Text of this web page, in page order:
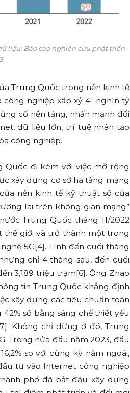
liệu: Báo cáo nghiên cứu phát triển
Trung Quốc trong nền kinh tế
công nghiệp xấp xỷ 41 nghìn tỷ
cố nền tảng, nhấn mạnh đổi
dữ liệu lớn, trí tuệ nhân tạo
công nghiệp.
Quốc đi kèm với việc mở rộng
xây dựng cơ sở hạ tầng mạng
nền kinh tế kỹ thuật số của
lai trên không gian mạng”
Trung Quốc tháng 11/2022
thế giới và trở thành một trong
5G[4]. Tính đến cuối tháng
chỉ 4 tháng sau, đến cuối
3,189 triệu trạm[6]. Ông Zhao
tin Trung Quốc khẳng định
xây dựng các tiêu chuẩn toàn
số bằng sáng chế thiết yếu
. Không chỉ dừng ở đó, Trung
Trong nửa đầu năm 2023, đầu
so với cùng kỳ năm ngoái,
tư vào Internet công nghiệp
phố đã bắt đầu xây dựng